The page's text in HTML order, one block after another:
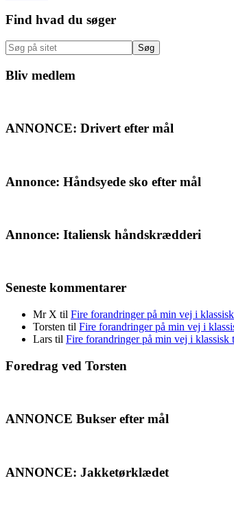
Primær
Sidebar
Find hvad du søger
Søg
på
sitet
Bliv medlem
ANNONCE: Drivert efter mål
Annonce: Håndsyede sko efter mål
Annonce: Italiensk håndskrædderi
Seneste kommentarer
Mr X til Fire forandringer på min vej i
Torsten til Fire forandringer på min vej i
Lars til Fire forandringer på min vej i klassisk
Foredrag ved Torsten
ANNONCE Bukser efter mål
ANNONCE: Jakketørklædet